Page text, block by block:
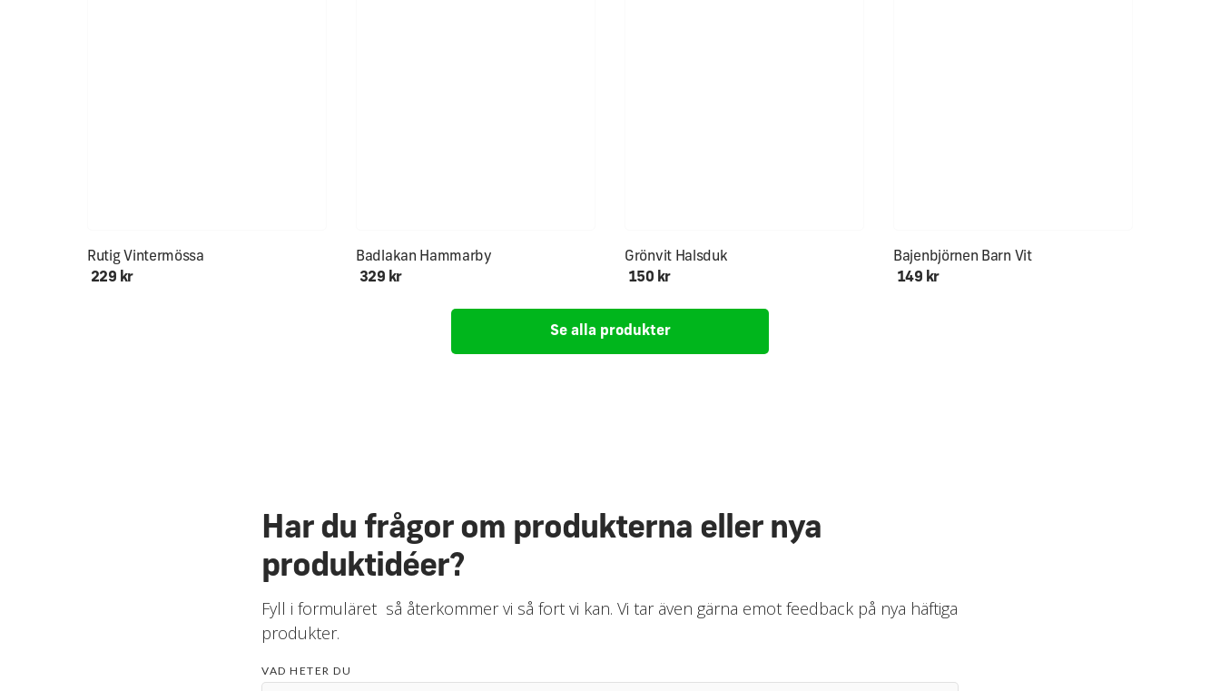
Rutig Vintermössa
229 kr
Badlakan Hammarby
329 kr
Grönvit Halsduk
150 kr
Bajenbjörnen Barn Vit
149 kr
Se alla produkter
Har du frågor om produkterna eller nya
produktidéer?
Fyll i formuläret så återkommer vi så fort vi kan. Vi tar även gärna emot feedback på nya häftiga
produkter.
VAD HETER DU